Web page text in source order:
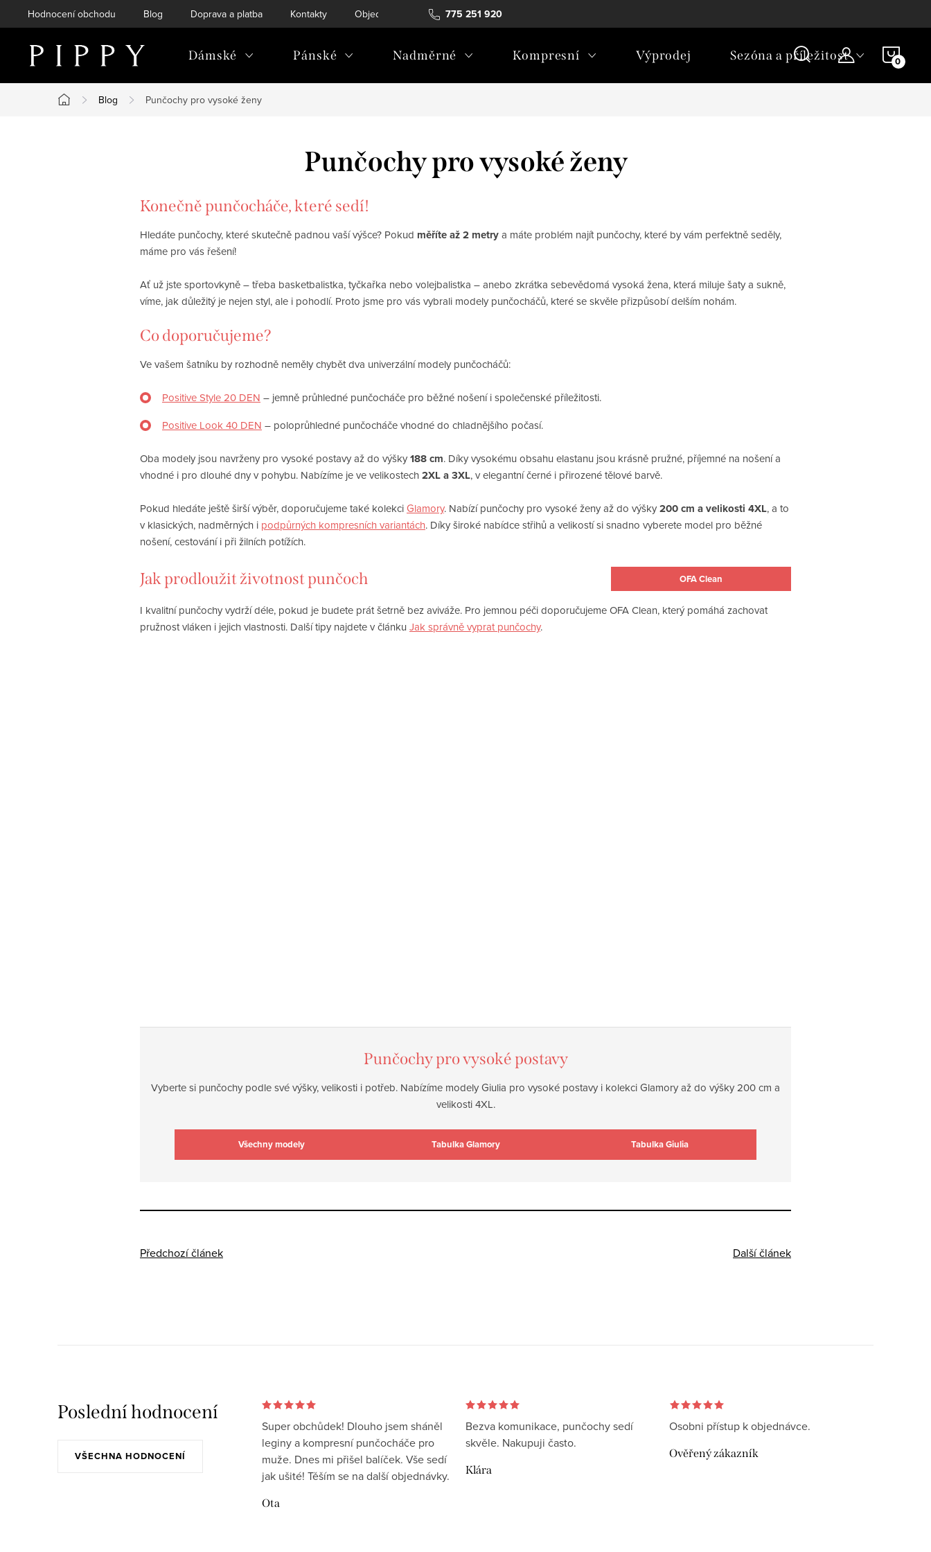
na
775 251 920
Hodnocení obchodu Blog Doprava a platba Kontakty Objednávka a vrácení
Dámské Pánské Nadměrné Kompresní Výprodej Sezóna a příležitost
Domů
Blog Punčochy pro vysoké ženy
Punčochy pro vysoké ženy
Konečně punčocháče, které sedí!
Hledáte punčochy, které skutečně padnou vaší výšce? Pokud měříte až 2 metrya máte problém najít punčochy, které by vám perfektně seděly,
máme pro vás řešení!
Ať už jste sportovkyně – třeba basketbalistka, tyčkařka nebo volejbalistka – anebo zkrátka sebevědomá vysoká žena, která miluje šaty a sukně,
víme, jak důležitý je nejen styl, ale i pohodlí. Proto jsme pro vás vybrali modely punčocháčů, které se skvěle přizpůsobí delším nohám.
Co doporučujeme?
Ve vašem šatníku by rozhodně neměly chybět dva univerzální modely punčocháčů:
Positive Style 20 DEN – jemně průhledné punčocháče pro běžné nošení i společenské příležitosti.
Positive Look 40 DEN – poloprůhledné punčocháče vhodné do chladnějšího počasí.
Oba modely jsou navrženy pro vysoké postavy až do výšky188 cm. Díky vysokému obsahu elastanu jsou krásně pružné, příjemné na nošení a
vhodné i pro dlouhé dny v pohybu. Nabízíme je ve velikostech2XL a 3XL, v elegantní černé i přirozené tělové barvě.
Pokud hledáte ještě širší výběr, doporučujeme také kolekciGlamory. Nabízí punčochy pro vysoké ženy až do výšky200 cm a velikosti 4XL, a to
v klasických, nadměrných i podpůrných kompresních variantách. Díky široké nabídce střihů a velikostí si snadno vyberete model pro běžné
nošení, cestování i při žilních potížích.
Jak prodloužit životnost punčoch OFA Clean
I kvalitní punčochy vydrží déle, pokud je budete prát šetrně bez aviváže. Pro jemnou péči doporučujeme OFA Clean, který pomáhá zachovat
pružnost vláken i jejich vlastnosti. Další tipy najdete v článku Jak správně vyprat punčochy.
Punčochy pro vysoké postavy
Vyberte si punčochy podle své výšky, velikosti i potřeb. Nabízíme modely Giulia pro vysoké postavy i kolekci Glamory až do výšky 200 cm a
velikosti 4XL.
Všechny modely Tabulka Glamory Tabulka Giulia
Předchozí článek Další článek
Poslední hodnocení
VŠECHNA HODNOCENÍ
Super obchůdek! Dlouho jsem sháněl
leginy a kompresní punčocháče pro
muže. Dnes mi přišel balíček. Vše sedí
jak ušité! Těším se na další objednávky.
Ota
Bezva komunikace, punčochy sedí
skvěle. Nakupuji často.
Klára
Osobni přístup k objednávce.
Ověřený zákazník